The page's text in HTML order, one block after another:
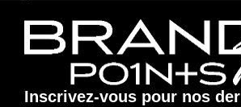
Inscrivez-vous pour nos